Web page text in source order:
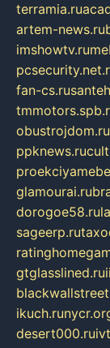
terramia.ru
artem-news.ru
imshowtv.ru
fan-cs.ru
obustrojdom.ru
ppknews.ru
glamourai.ru
dorogoe58.ru
sageerp.ru
gtglasslined.ru
ikuch.ru
desert000.ru